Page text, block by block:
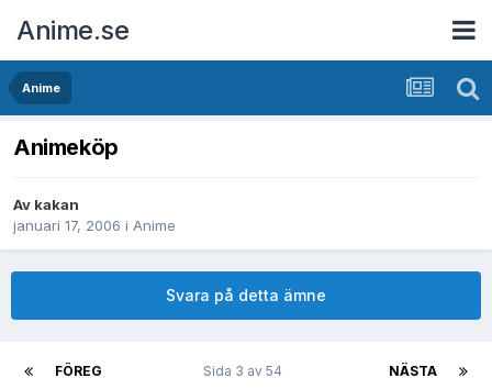
Anime.se
Anime
Animeköp
Av kakan
januari 17, 2006 i Anime
Svara på detta ämne
FÖREG NÄSTA
Sida 3 av 54